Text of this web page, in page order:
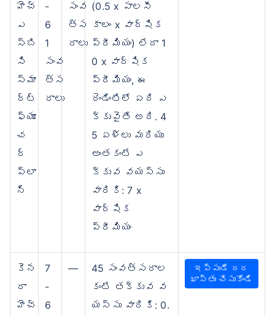
హెచ్‌
ఎ
స్‌బి
సి
స్మా
ర్ట్
ఫ్యూ
చ
ర్
ప్లా
న్
-
6
1
సంవ
త్స
రాలు
సంవ
త్స
రాలు
(0.5 x పాలసీ
కాలం x వార్షిక
ప్రీమియం) లేదా 1
0 x వార్షిక
ప్రీమియం, ఈ
రెండింటిలో ఏది ఎ
క్కువైతే అది. 4
5 ఏళ్లు మరియు
అంతకంటే ఎ
క్కువ వయస్సు
వారికి: 7 x
వార్షిక
ప్రీమియం
కెన
రా
హెచ్‌
7
-
6
—
45 సంవత్సరాల
కంటే తక్కువ వ
యస్సు వారికి: 0.
ఇప్పుడే దర
ఖాస్తు చేసుకోండి